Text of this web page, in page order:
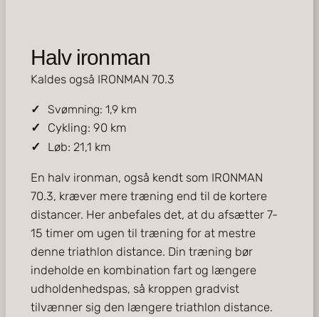
Halv ironman
Kaldes også IRONMAN 70.3
Svømning: 1,9 km
Cykling: 90 km
Løb: 21,1 km
En halv ironman, også kendt som IRONMAN
70.3, kræver mere træning end til de kortere
distancer. Her anbefales det, at du afsætter 7-
15 timer om ugen til træning for at mestre
denne triathlon distance. Din træning bør
indeholde en kombination fart og længere
udholdenhedspas, så kroppen gradvist
tilvænner sig den længere triathlon distance.